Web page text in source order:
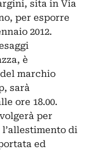
sita in Via
per esporre
2012.
è
marchio
sarà
ore 18.00.
per
di
ed